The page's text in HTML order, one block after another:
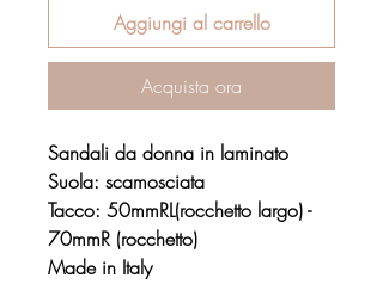
Aggiungi al carrello
Acquista ora
Sandali da donna in laminato
Suola: scamosciata
Tacco: 50mmRL(rocchetto largo) -
70mmR (rocchetto)
Made in Italy